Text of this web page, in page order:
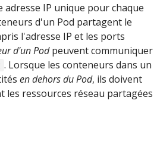
adresse IP unique pour chaque
d'un Pod partagent le
l'adresse IP et les ports
d'un Podpeuvent communiquer
. Lorsque les conteneurs dans un
en dehors du Pod, ils doivent
ressources réseau partagées